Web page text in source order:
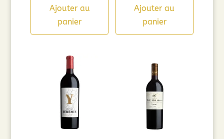
Ajouter au
panier
Ajouter au
panier